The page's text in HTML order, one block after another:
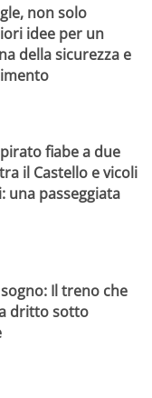
non solo
idee per un
della sicurezza e
fiabe a due
il Castello e vicoli
una passeggiata
Il treno che
dritto sotto